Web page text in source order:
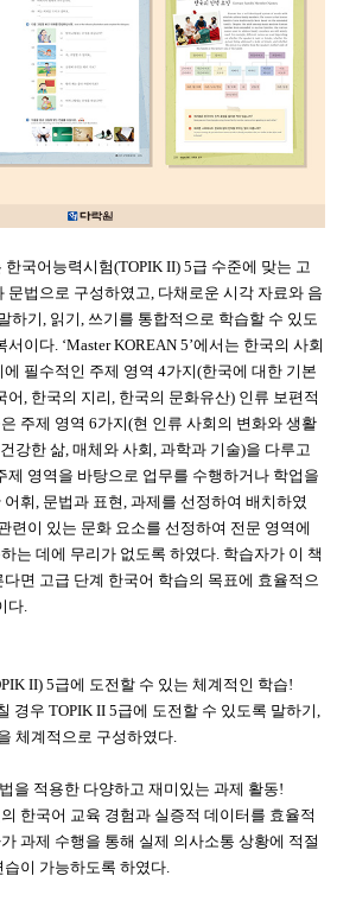
한국어능력시험(TOPIK II) 5급 수준에 맞는 고
문법으로 구성하였고, 다채로운 시각 자료와 음
하기, 읽기, 쓰기를 통합적으로 학습할 수 있도
이다. ‘Master KOREAN 5’에서는 한국의 사회
필수적인 주제 영역 4가지(한국에 대한 기본
어, 한국의 지리, 한국의 문화유산) 인류 보편적
주제 영역 6가지(현 인류 사회의 변화와 생활
강한 삶, 매체와 사회, 과학과 기술)을 다루고
제 영역을 바탕으로 업무를 수행하거나 학업을
휘, 문법과 표현, 과제를 선정하여 배치하였
련이 있는 문화 요소를 선정하여 전문 영역에
는 데에 무리가 없도록 하였다. 학습자가 이 책
면 고급 단계 한국어 학습의 목표에 효율적으
다.
II) 5급에 도전할 수 있는 체계적인 학습!
경우 TOPIK II 5급에 도전할 수 있도록 말하기,
체계적으로 구성하였다.
을 적용한 다양하고 재미있는 과제 활동!
한국어 교육 경험과 실증적 데이터를 효율적
과제 수행을 통해 실제 의사소통 상황에 적절
이 가능하도록 하였다.